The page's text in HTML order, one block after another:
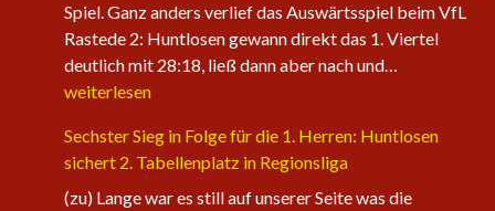
Spiel. Ganz anders verlief das Auswärtsspiel beim VfL
Rastede 2: Huntlosen gewann direkt das 1. Viertel
deutlich mit 28:18, ließ dann aber nach und…
der
Eagles
weiterlesen
Sechster Sieg in Folge für die 1. Herren: Huntlosen
sichert 2. Tabellenplatz in Regionsliga
(zu) Lange war es still auf unserer Seite was die